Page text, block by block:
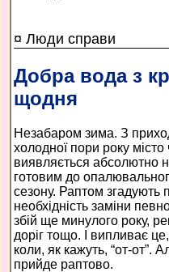
¤ Люди справи
Добра вода з
щодня
Незабаром зима. З
холодної пори року місто
виявляється абсолютно
готовим до
сезону. Раптом згадують
необхідність заміни
збій ще минулого року,
доріг тощо. І випливає
коли, як кажуть, “от-от”.
прийде раптово.